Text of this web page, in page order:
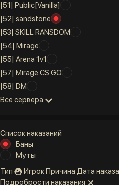
|51| Public[Vanilla]
|52| sandstone
|53| SKILL RANSDOM
|54| Mirage
|55| Arena 1v1
|57| Mirage CS:GO
|58| DM
Все сервера
Список наказаний
Баны
Муты
Тип ИгрокПричина Дата
Подробрости наказания